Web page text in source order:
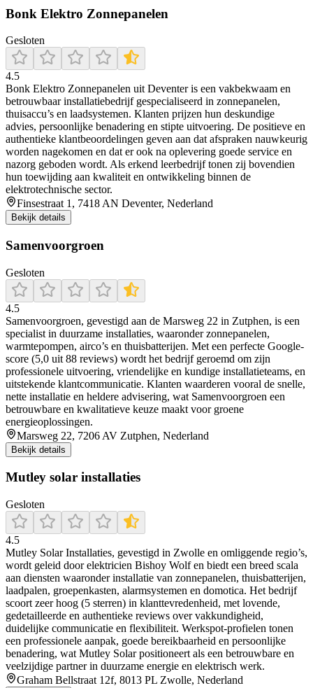
Bonk Elektro Zonnepanelen
Gesloten
4.5
Bonk Elektro Zonnepanelen uit Deventer is een vakbekwaam en
betrouwbaar installatiebedrijf gespecialiseerd in zonnepanelen,
thuisaccu’s en laadsystemen. Klanten prijzen hun deskundige
advies, persoonlijke benadering en stipte uitvoering. De positieve en
authentieke klantbeoordelingen geven aan dat afspraken nauwkeurig
worden nagekomen en dat er ook na oplevering goede service en
nazorg geboden wordt. Als erkend leerbedrijf tonen zij bovendien
hun toewijding aan kwaliteit en ontwikkeling binnen de
elektrotechnische sector.
Finsestraat 1, 7418 AN Deventer, Nederland
Bekijk details
Samenvoorgroen
Gesloten
4.5
Samenvoorgroen, gevestigd aan de Marsweg 22 in Zutphen, is een
specialist in duurzame installaties, waaronder zonnepanelen,
warmtepompen, airco’s en thuisbatterijen. Met een perfecte Google-
score (5,0 uit 88 reviews) wordt het bedrijf geroemd om zijn
professionele uitvoering, vriendelijke en kundige installatieteams, en
uitstekende klantcommunicatie. Klanten waarderen vooral de snelle,
nette installatie en heldere advisering, wat Samenvoorgroen een
betrouwbare en kwalitatieve keuze maakt voor groene
energieoplossingen.
Marsweg 22, 7206 AV Zutphen, Nederland
Bekijk details
Mutley solar installaties
Gesloten
4.5
Mutley Solar Installaties, gevestigd in Zwolle en omliggende regio’s,
wordt geleid door elektricien Bishoy Wolf en biedt een breed scala
aan diensten waaronder installatie van zonnepanelen, thuisbatterijen,
laadpalen, groepenkasten, alarmsystemen en domotica. Het bedrijf
scoort zeer hoog (5 sterren) in klanttevredenheid, met lovende,
gedetailleerde en authentieke reviews over vakkundigheid,
duidelijke communicatie en flexibiliteit. Werkspot-profielen tonen
een professionele aanpak, goede bereikbaarheid en persoonlijke
benadering, wat Mutley Solar positioneert als een betrouwbare en
veelzijdige partner in duurzame energie en elektrisch werk.
Graham Bellstraat 12f, 8013 PL Zwolle, Nederland